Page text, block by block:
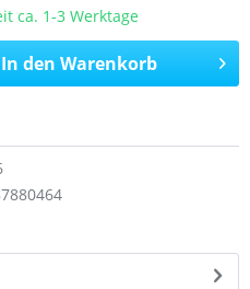
ca. 1-3 Werktage
In den Warenkorb